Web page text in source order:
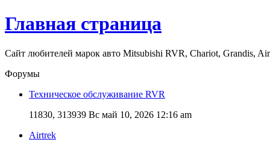
Главная страница
Сайт любителей марок авто Mitsubishi RVR, Chariot, Grandis,
Форумы
Техническое обслуживание RVR
11830, 313939 Вс май 10, 2026 12:16 am
Airtrek